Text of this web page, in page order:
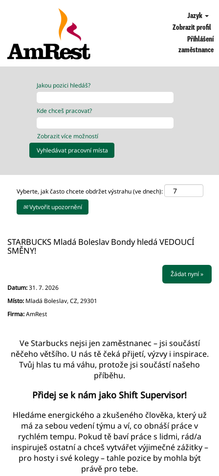
Jazyk
Zobrazit profil
Přihlášení
zaměstnance
Jakou pozici hledáš?
Kde chceš pracovat?
Zobrazit více možností
Vyberte, jak často chcete obdržet výstrahu (ve dnech):
Vytvořit upozornění
STARBUCKS Mladá Boleslav Bondy hledá VEDOUCÍ
SMĚNY!
Žádat nyní »
Datum:31. 7. 2026
Místo: Mladá Boleslav, CZ, 29301
Firma:AmRest
Ve Starbucks nejsi jen zaměstnanec – jsi součástí
něčeho většího. U nás tě čeká přijetí, výzvy i inspirace.
Tvůj hlas tu má váhu, protože jsi součástí našeho
příběhu.
Přidej se k nám jako Shift Supervisor!
Hledáme energického a zkušeného člověka, který už
má za sebou vedení týmu a ví, co obnáší práce v
rychlém tempu. Pokud tě baví práce s lidmi, rád/a
inspiruješ ostatní a chceš vytvářet výjimečné zážitky –
pro hosty i své kolegy – tahle pozice by mohla být
právě pro tebe.